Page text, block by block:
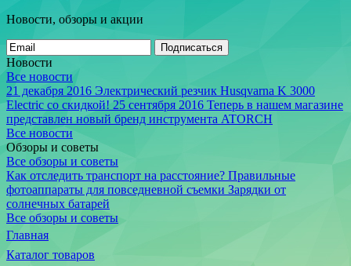
Новости, обзоры и акции
Подписаться
Новости
Все новости
21 декабря 2016 Электрический резчик Husqvarna K 3000
Electric со скидкой! 25 сентября 2016 Теперь в нашем магазине
представлен новый бренд инструмента ATORCH
Все новости
Обзоры и советы
Все обзоры и советы
Как отследить транспорт на расстояние? Правильные
фотоаппараты для повседневной съемки Зарядки от
солнечных батарей
Все обзоры и советы
Главная
Каталог товаров